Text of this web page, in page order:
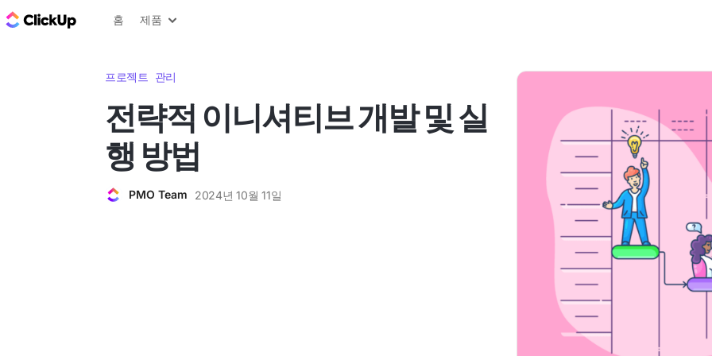
ClickUp 블로그
홈 제품
프로젝트 관리
전략적 이니셔티브 개발 및 실
행 방법
PMO Team 2024년 10월 11일